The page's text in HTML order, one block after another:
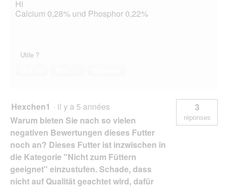
Hi
Calcium 0,28% und Phosphor 0,22%
Utile ?
Hexchen1 · il y a 5 années
Warum bieten Sie nach so vielen
negativen Bewertungen dieses Futter
noch an? Dieses Futter ist inzwischen in
die Kategorie "Nicht zum Füttern
geeignet" einzustufen. Schade, dass
nicht auf Qualität geachtet wird, dafür
3
réponses